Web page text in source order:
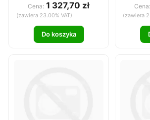
Cena: 1 327,70 zł
(zawiera 23.00% VAT)
Do koszyka
Cena:
(zawiera